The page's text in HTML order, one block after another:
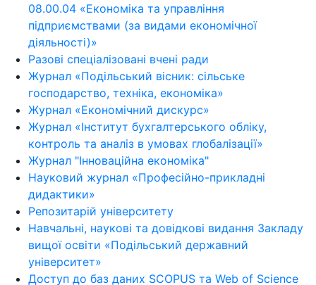
08.00.04 «Економіка та управління
підприємствами (за видами економічної
діяльності)»
Разові спеціалізовані вчені ради
Журнал «Подільський вісник: сільське
господарство, техніка, економіка»
Журнал «Економічний дискурс»
Журнал «Інститут бухгалтерського обліку,
контроль та аналіз в умовах глобалізації»
Журнал "Інноваційна економіка"
Науковий журнал «Професійно-прикладні
дидактики»
Репозитарій університету
Навчальні, наукові та довідкові видання Закладу
вищої освіти «Подільський державний
університет»
Доступ до баз даних SCOPUS та Web of Science